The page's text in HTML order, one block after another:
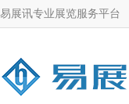
易展讯专业展览服务平台